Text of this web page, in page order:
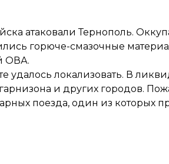
атаковали Тернополь.
горюче-смазочные
ОВА.
удалось локализовать. В
и других городов.
поезда, один из которых